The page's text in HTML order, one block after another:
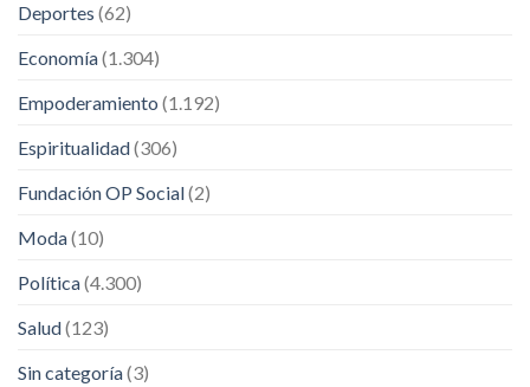
Deportes (62)
Economía(1.304)
Empoderamiento (1.192)
Espiritualidad(306)
Fundación OP Social(2)
Moda(10)
Política(4.300)
Salud(123)
Sin categoría(3)